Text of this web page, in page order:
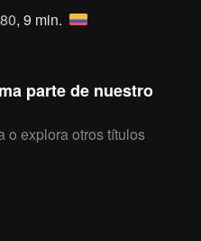
, 9 min.
parte de nuestro
o explora otros títulos